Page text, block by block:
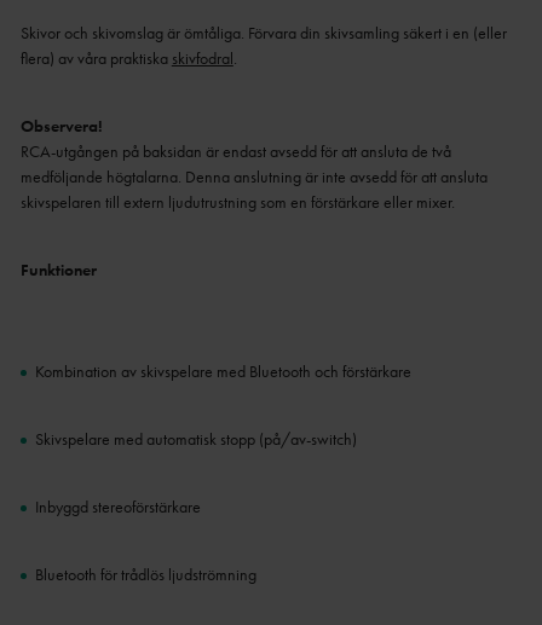
Skivor och skivomslag är ömtåliga. Förvara din skivsamling säkert i en (eller
flera) av våra praktiska skivfodral.
Observera!
RCA-utgången på baksidan är endast avsedd för att ansluta de två
medföljande högtalarna. Denna anslutning är inte avsedd för att ansluta
skivspelaren till extern ljudutrustning som en förstärkare eller mixer.
Funktioner
Kombination av skivspelare med Bluetooth och förstärkare
Skivspelare med automatisk stopp (på/av-switch)
Inbyggd stereoförstärkare
Bluetooth för trådlös ljudströmning